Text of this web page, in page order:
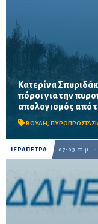
Κατερίνα
πόροι για την
απολογισμός από
ΒΟΥΛΗ,
Το ΠΑΣΟΚ ζητά
το 2019, στοιχεία για
καθώς και
ΙΕΡΑΠΕΤΡΑ 07:03 π.μ. -